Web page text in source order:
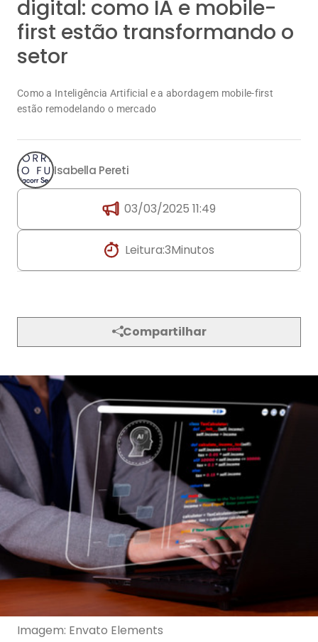
estão remodelando o mercado
03/03/2025 11:49
Compartilhar
Imagem: Envato Elements
O uso de aplicativos e estratégias voltadas para
dispositivos móveis vem ganhando cada vez mais
espaço no setor de seguros, impactando
diretamente a forma como a subscrição de
veículos é realizada. Com uma abordagem